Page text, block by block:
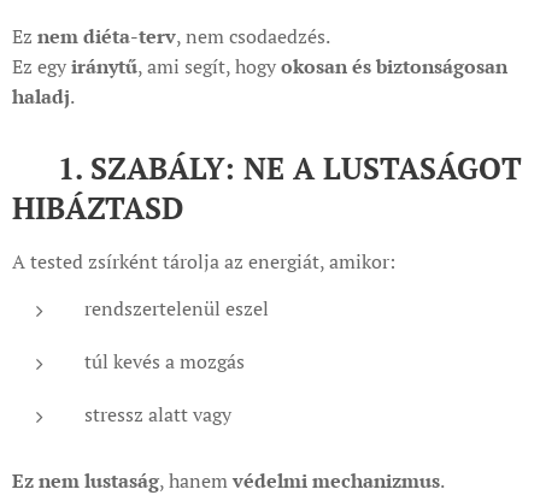
Ez nem diéta-terv, nem csodaedzés.
Ez egyiránytű, ami segít, hogyokosan és biztonságosan
haladj.
🧭 1. SZABÁLY: NE A LUSTASÁGOT
HIBÁZTASD
A tested zsírként tárolja az energiát, amikor:
rendszertelenül eszel
túl kevés a mozgás
stressz alatt vagy
Ez nem lustaság, hanemvédelmi mechanizmus.